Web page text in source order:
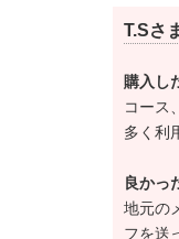
T.Sさ
購入し
コース
多く利
良かっ
地元の
フを送